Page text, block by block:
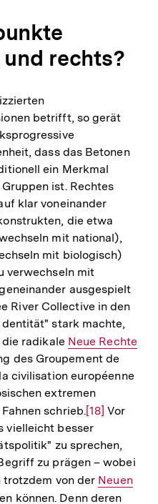
rechts?
betrifft, so gerät
dass das Betonen
ein Merkmal
ist. Rechtes
klar voneinander
die etwa
mit national),
mit biologisch)
verwechseln mit
ausgespielt
River Collective in den
stark machte,
radikale Interner
Link:
Neue Rechte
des Groupement de
civilisation européenne
extremen
schrieb.Zur
Auflösung
der
Fußnote
[18] Vor
vielleicht besser
zu sprechen,
zu prägen – wobei
von der Interner
Link:
Neuen
können. Denn deren
Zum